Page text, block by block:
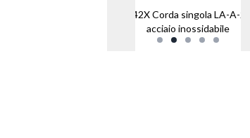
1042X Corda singola LA-A-2 in
acciaio inossidabile